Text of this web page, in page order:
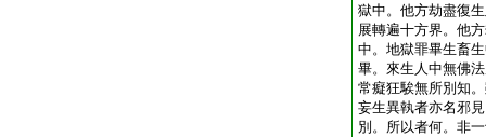
獄中。他方劫盡復
展轉遍十方界。他
中。地獄罪畢生畜
畢。來生人中無佛
常癡狂騃無所別知
妄生異執者亦名邪
別。所以者何。非